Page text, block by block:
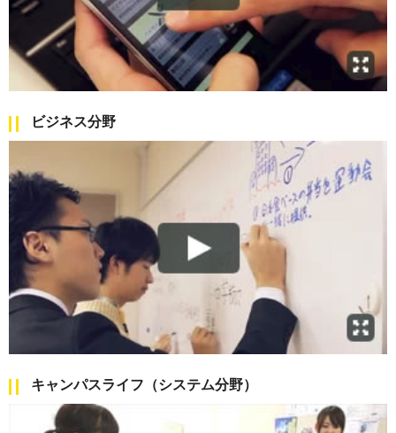
ビジネス分野
キャンパスライフ（システム分野）